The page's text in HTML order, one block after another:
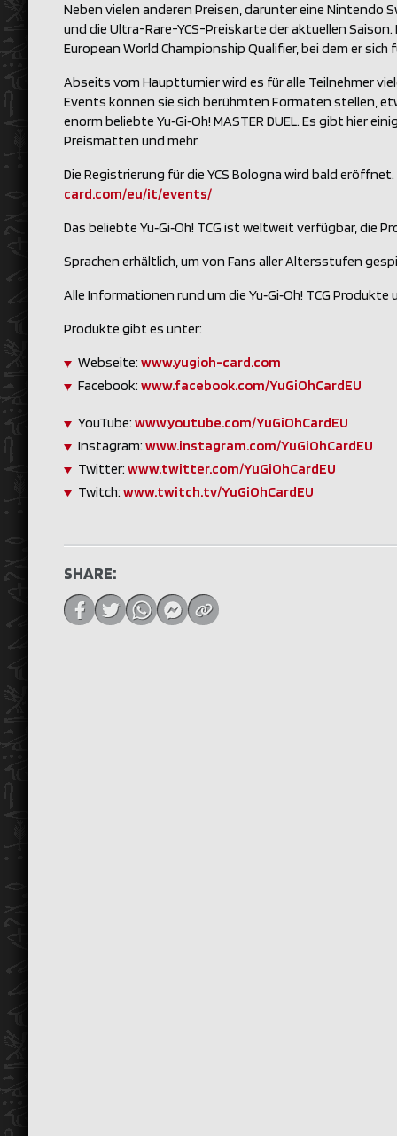
Neben vielen anderen Preisen, darunter eine Nintendo
und die Ultra-Rare-YCS-Preiskarte der aktuellen
European World Championship Qualifier, bei dem er
Abseits vom Hauptturnier wird es für alle Teilnehmer
Events können sie sich berühmten Formaten stellen,
enorm beliebte Yu‑Gi‑Oh! MASTER DUEL. Es gibt hier
Preismatten und mehr.
Die Registrierung für die YCS Bologna wird bald
card.com/eu/it/events/
Das beliebte Yu‑Gi‑Oh! TCG ist weltweit verfügbar, die
Sprachen erhältlich, um von Fans aller Altersstufen
Alle Informationen rund um die Yu‑Gi‑Oh! TCG
Produkte gibt es unter:
Webseite: www.yugioh-card.com
Facebook: www.facebook.com/YuGiOhCardEU
YouTube: www.youtube.com/YuGiOhCardEU
Instagram: www.instagram.com/YuGiOhCardEU
Twitter: www.twitter.com/YuGiOhCardEU
Twitch: www.twitch.tv/YuGiOhCardEU
SHARE: